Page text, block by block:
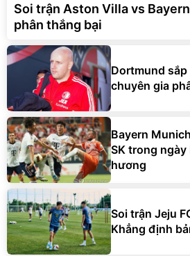
Soi trận Aston Villa vs
phân thắng bại
Dortmund
chuyên gia
Bayern
SK trong
hương
Soi trận Jeju
Khẳng định